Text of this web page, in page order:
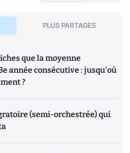
PLUS PARTAGES
que la moyenne
année consécutive : jusqu'où
?
(semi-orchestrée) qui